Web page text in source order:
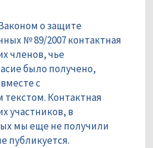
о защите
№ 89/2007 контактная
членов, чье
было получено,
с
Контактная
участников, в
мы еще не получили
публикуется.